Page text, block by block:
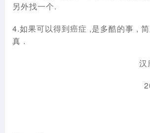
另外找一个.
4.如果可以得到癌症 ,是多酷的事 ,
真 .
汉